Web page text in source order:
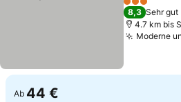
3 Sterne
8,3 Sehr gut
4.7 km bis
Moderne
Ab 44 €